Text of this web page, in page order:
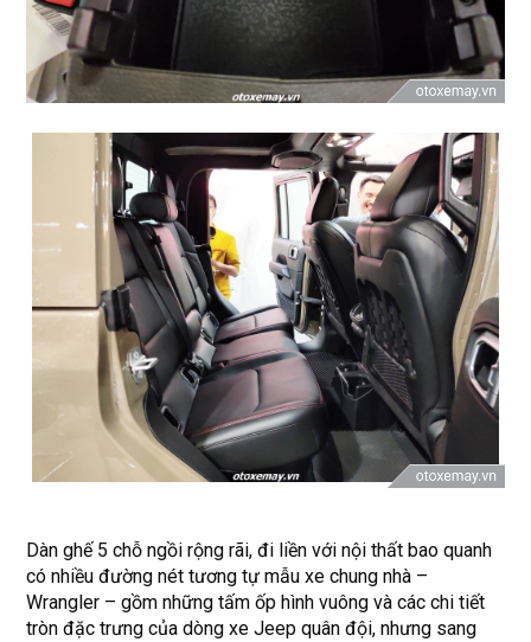
Dàn ghế 5 chỗ ngồi rộng rãi, đi liền với nội thất bao quanh
có nhiều đường nét tương tự mẫu xe chung nhà –
Wrangler – gồm những tấm ốp hình vuông và các chi tiết
tròn đặc trưng của dòng xe Jeep quân đội, nhưng sang